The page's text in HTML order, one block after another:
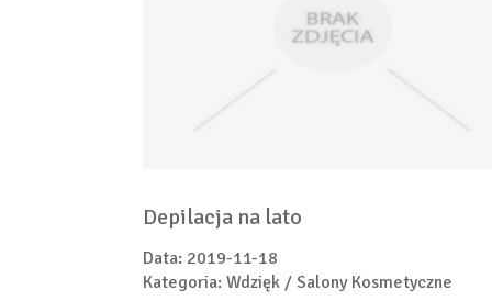
Depilacja na lato
Data: 2019-11-18
Kategoria: Wdzięk / Salony Kosmetyczne